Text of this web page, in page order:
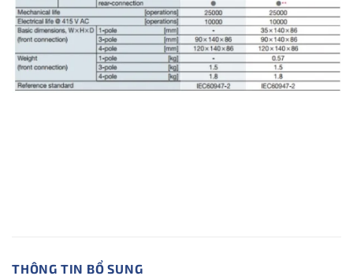
THÔNG TIN BỔ SUNG